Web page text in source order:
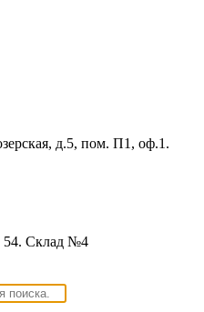
д.5, пом. П1, оф.1.
54. Склад №4